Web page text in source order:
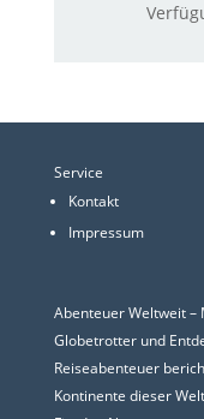
Service
Kontakt
Impressum
Abenteuer Weltweit –
Globetrotter und
Reiseabenteuer
Kontinente dieser